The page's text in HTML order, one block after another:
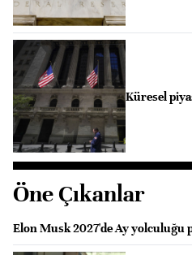
Küresel
Öne Çıkanlar
Elon Musk 2027'de Ay yolculuğu